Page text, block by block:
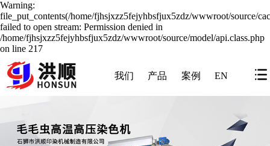
Warning:
file_put_contents(/home/fjhsjxzz5fejyhbsfjux5zdz/wwwroot/source/
failed to open stream: Permission denied in
/home/fjhsjxzz5fejyhbsfjux5zdz/wwwroot/source/model/api.class.php
on line 217
我们 产品 案例 EN